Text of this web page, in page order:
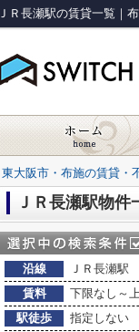
ＪＲ長瀬駅の賃貸一覧｜
東大阪市・布施の賃貸・
ＪＲ長瀬駅物件
沿線
ＪＲ長瀬駅
賃料
下限なし～
駅徒歩
指定しない